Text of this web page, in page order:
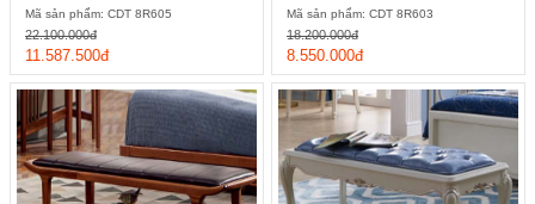
Mã sản phẩm: CDT 8R605
11.587.500đ
22.100.000đ
Mã sản phẩm: CDT 8R603
8.550.000đ
18.200.000đ